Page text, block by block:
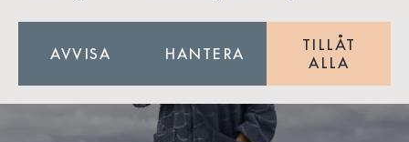
AVVISA HANTERA
TILLÅT
ALLA